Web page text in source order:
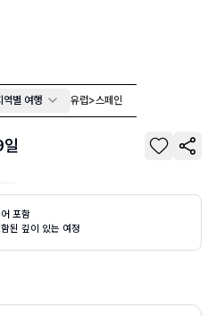
역별 여행 유럽>스페인
포함
된 깊이 있는 여정